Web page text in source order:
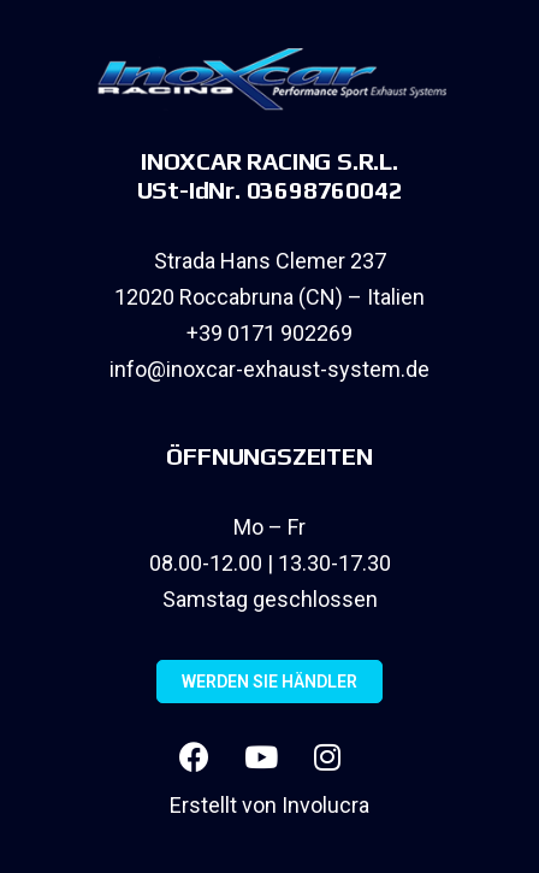
INOXCAR RACING S.R.L.
USt-IdNr. 03698760042
Strada Hans Clemer 237
12020 Roccabruna (CN) – Italien
+39 0171 902269
info@inoxcar-exhaust-system.de
ÖFFNUNGSZEITEN
Mo – Fr
08.00-12.00 | 13.30-17.30
Samstag geschlossen
WERDEN SIE HÄNDLER
Erstellt von Involucra